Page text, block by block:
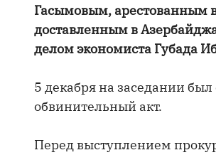
Гасымовым, арестованным
доставленным в
делом экономиста Губада
5 декабря на заседании
обвинительный акт.
Перед выступлением